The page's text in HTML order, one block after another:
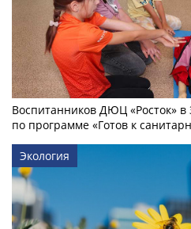
Воспитанников ДЮЦ «Росток»
по программе «Готов к
Экология